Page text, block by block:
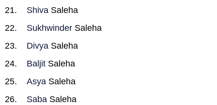
Shiva Saleha
Sukhwinder Saleha
Divya Saleha
Baljit Saleha
Asya Saleha
Saba Saleha